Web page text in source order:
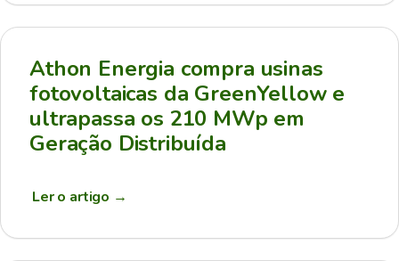
Athon Energia compra usinas
fotovoltaicas da GreenYellow e
ultrapassa os 210 MWp em
Geração Distribuída
Ler o artigo →